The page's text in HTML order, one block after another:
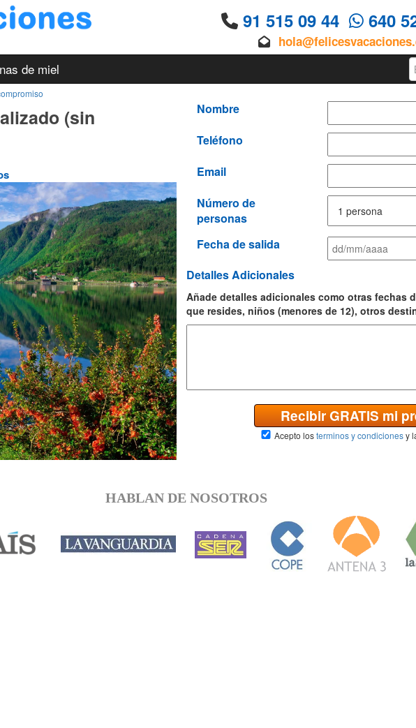
91 515 09 44 640
de miel
(sin
Nombre
Teléfono
Email
Número de
personas
Fecha de salida
Detalles Adicionales
Añade detalles adicionales como otras fechas
que resides, niños (menores de 12), otros
Recibir GRATIS mi
Acepto losterminos y condicionesy
HABLAN DE NOSOTROS